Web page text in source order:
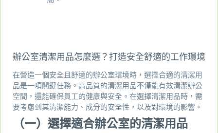
辦公室清潔用品怎麼選？打造安全舒適的工作環境
在營造一個安全且舒適的辦公室環境時，選擇合適的清潔用
品是一項關鍵任務。高品質的清潔用品不僅能有效清潔辦公
空間，還能確保員工的健康與安全。在選擇清潔用品時，需
要考慮到其清潔能力、成分的安全性，以及對環境的影響。
（一）選擇適合辦公室的清潔用品